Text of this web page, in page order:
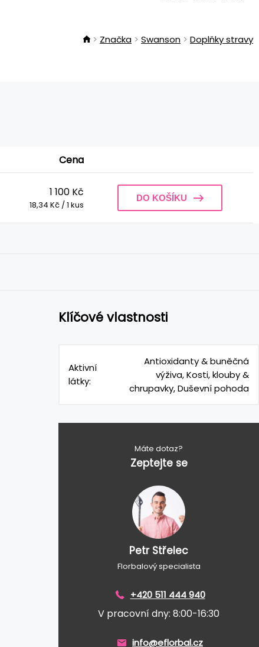
Značka Swanson Doplňky stravy
Cena
1 100 Kč
18,34 Kč / 1 kus
DO KOŠÍKU
Klíčové vlastnosti
Aktivní
látky:
Antioxidanty & buněčná
výživa, Kosti, klouby &
chrupavky, Duševní pohoda
Máte dotaz?
Zeptejte se
Petr Střelec
Florbalový specialista
+420 511 444 940
V pracovní dny: 8:00-16:30
info@eflorbal.cz